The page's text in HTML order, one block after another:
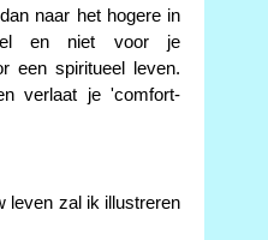
naar het hogere in
en niet voor je
een spiritueel leven.
verlaat je 'comfort-
leven zal ik illustreren